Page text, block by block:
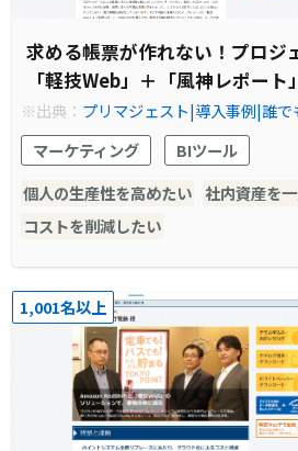
求める帳票が作れない！プロジ
「軽技Web」＋「風神レポート」
※出典： プリマジェスト|導入事例|誰
eb
マーケティング
BIツール
個人の生産性を高めたい 社内資産を
コストを削減したい
1,001名以上